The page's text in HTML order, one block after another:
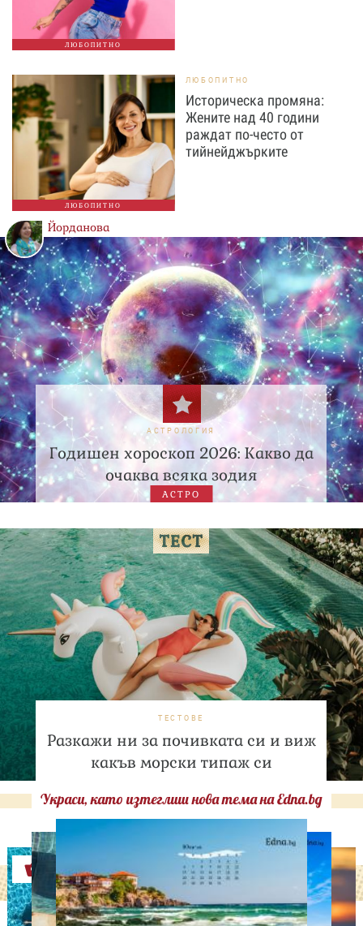
ЛЮБОПИТНО
ЛЮБОПИТНО
ЛЮБОПИТНО
Историческа промяна:
Жените над 40 години
раждат по-често от
тийнейджърките
Йорданова
АСТРОЛОГИЯ
Годишен хороскоп 2026: Какво да
очаква всяка зодия
АСТРО
ТЕСТОВЕ
Разкажи ни за почивката си и виж
какъв морски типаж си
Украси, като изтеглиш нова тема на Edna.bg
Оферти